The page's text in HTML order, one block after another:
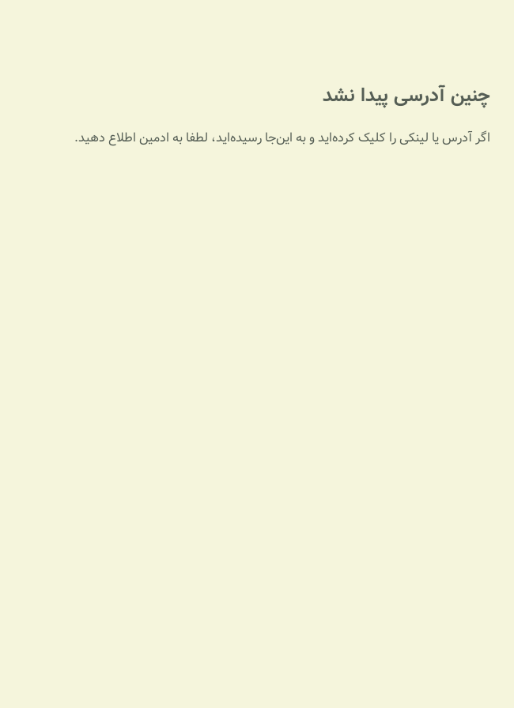
چنین آدرسی پیدا نشد
اگر آدرس یا لینکی را کلیک کرده‌اید و به این‌جا رسیده‌اید، لطفا به ادمین اطلاع دهید.